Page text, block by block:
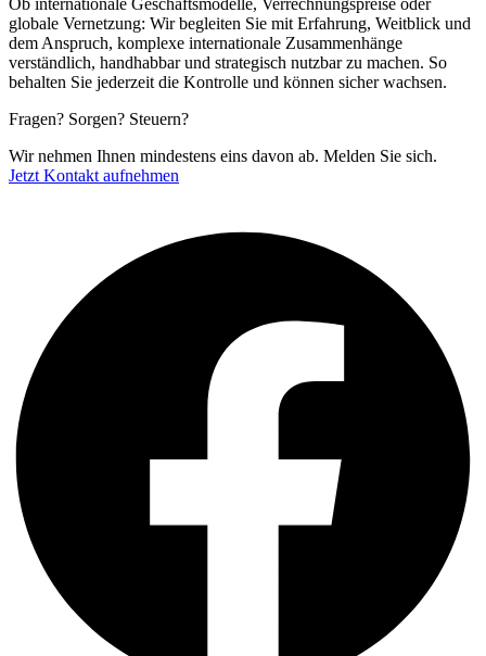
globale Vernetzung: Wir begleiten Sie mit Erfahrung, Weitblick und
dem Anspruch, komplexe internationale Zusammenhänge
verständlich, handhabbar und strategisch nutzbar zu machen. So
behalten Sie jederzeit die Kontrolle und können sicher wachsen.
Fragen? Sorgen? Steuern?
Wir nehmen Ihnen mindestens eins davon ab. Melden Sie sich.
Jetzt Kontakt aufnehmen